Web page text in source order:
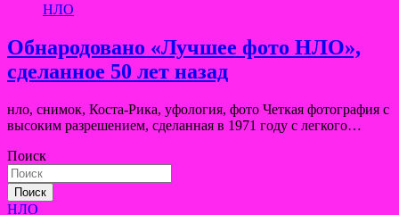
НЛО
Обнародовано «Лучшее фото НЛО»,
сделанное 50 лет назад
нло, снимок, Коста-Рика, уфология, фото Четкая фотография с
высоким разрешением, сделанная в 1971 году с легкого…
Поиск
Поиск
НЛО